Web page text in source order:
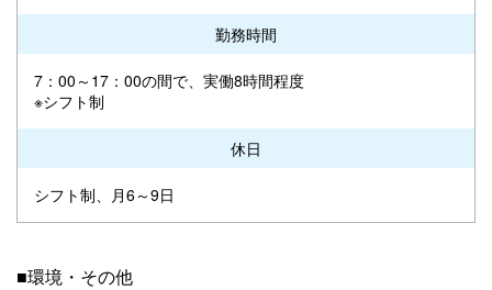
勤務時間
7：00～17：00の間で、実働8時間程度
※シフト制
休日
シフト制、月6～9日
■環境・その他